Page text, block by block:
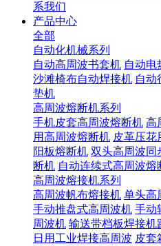
系我们
产品中心
全部
自动化机械系列
自动高周波书套机 自动电
沙滩椅布自动焊接机 自动
垫机
高周波熔断机系列
手机皮套高周波熔断机 高
用高周波熔断机 皮革压花
阳板熔断机 双头高周波同
断机 自动连续式高周波熔
高周波熔接机系列
高周波帆布熔接机 单头高
手动推盘式高周波机 手动
周波机 输送带档板焊接机
日用工业焊接高周波 皮套